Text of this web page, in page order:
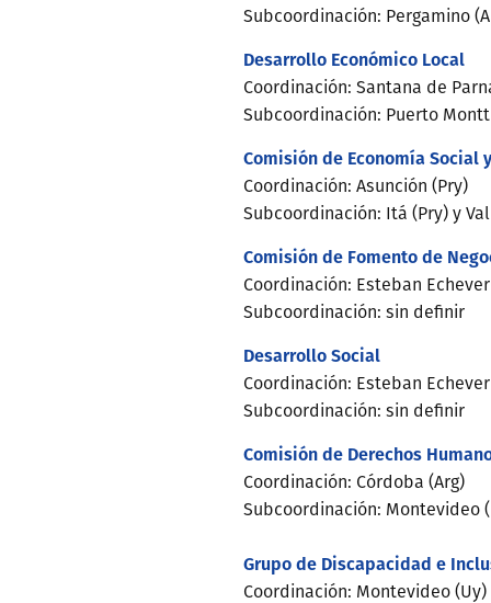
Subcoordinación: Pergamino
Desarrollo Económico Local
Coordinación: Santana de
Subcoordinación: Puerto Montt
Comisión de Economía Social
Coordinación: Asunción (Pry)
Subcoordinación: Itá (Pry) y
Comisión de Fomento de
Coordinación: Esteban
Subcoordinación: sin definir
Desarrollo Social
Coordinación: Esteban
Subcoordinación: sin definir
Comisión de Derechos
Coordinación: Córdoba (Arg)
Subcoordinación: Montevideo
Grupo de Discapacidad e
Coordinación: Montevideo (Uy)